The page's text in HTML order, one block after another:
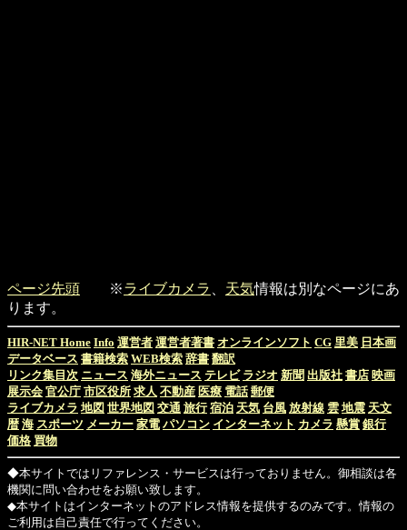
ページ先頭 ※ライブカメラ 天気情報は別なページにあ
ります。
HIR-NET Home Info 運営者 運営者著書 オンラインソフト CG 里美 日本画
データベース 書籍検索 WEB検索 辞書 翻訳
リンク集目次 ニュース 海外ニュース テレビ ラジオ 新聞 出版社 書店 映画
展示会 官公庁 市区役所 求人 不動産 医療 電話 郵便
ライブカメラ 地図 世界地図 交通 旅行 宿泊 天気 台風 放射線 雲 地震 天文
暦 海 スポーツ メーカー 家電 パソコン インターネット カメラ 懸賞 銀行
価格 買物
◆本サイトではリファレンス・サービスは行っておりません。御相談は各
機関に問い合わせをお願い致します。
◆本サイトはインターネットのアドレス情報を提供するのみです。情報の
ご利用は自己責任で行ってください。